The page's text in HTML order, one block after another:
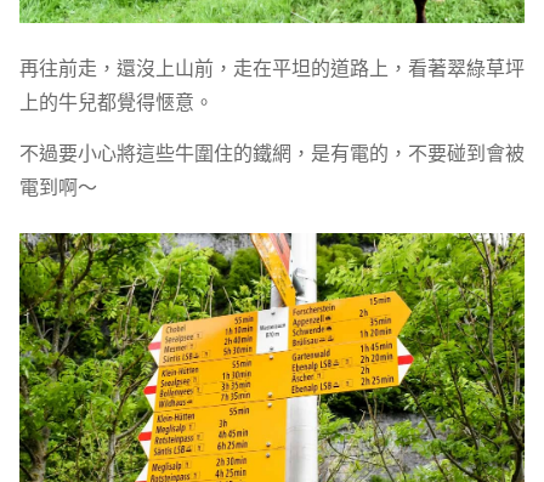
再往前走，還沒上山前，走在平坦的道路上，看著翠綠草坪
上的牛兒都覺得愜意。
不過要小心將這些牛圍住的鐵網，是有電的，不要碰到會被
電到啊～